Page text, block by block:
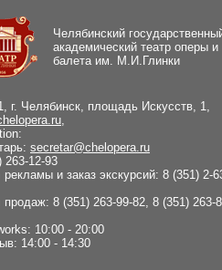
Челябинский
академический театр оперы и
балета им. М.И.Глинки
г. Челябинск, площадь Искусств, 1,
secretar@chelopera.ru
263-12-93
и заказ экскурсий: 8 (351) 2-
8 (351) 263-99-82, 8 (351) 263-
10:00 - 20:00
14:00 - 14:30